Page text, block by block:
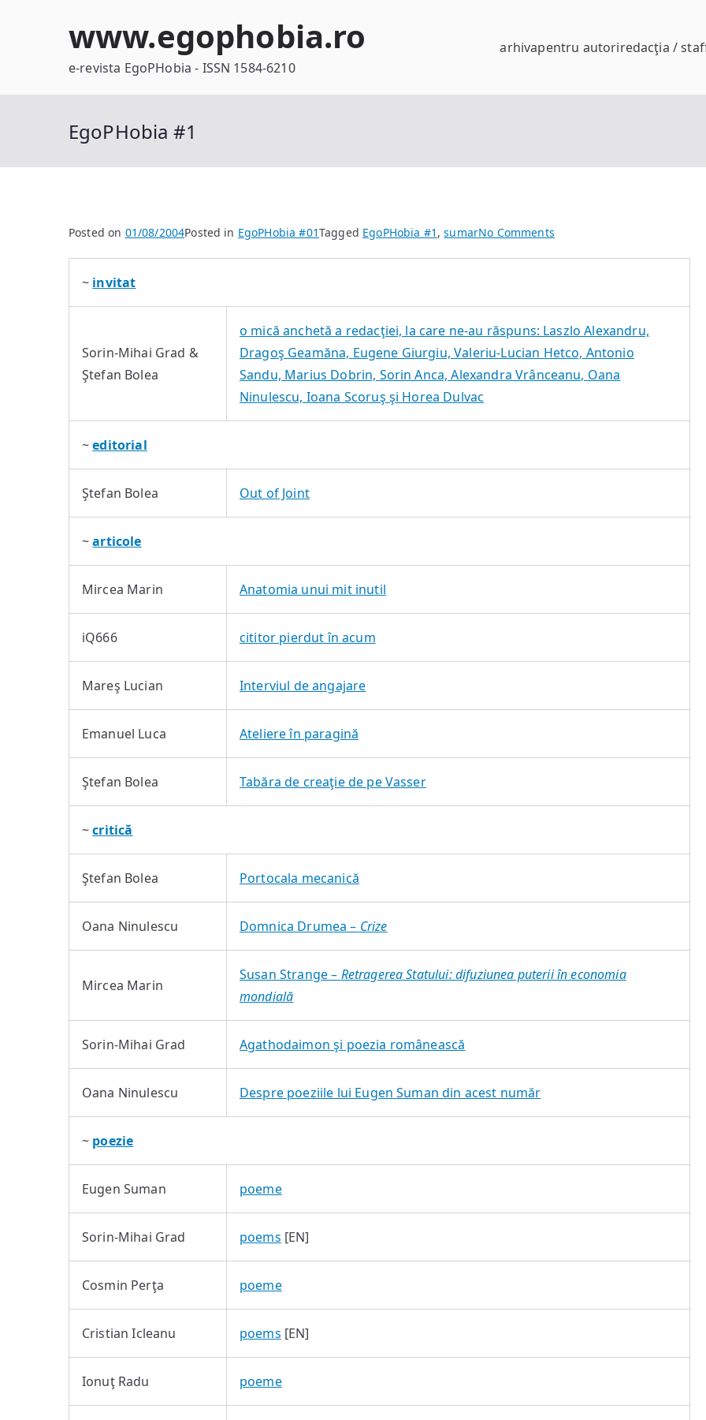
www.egophobia.ro
e-revista EgoPHobia - ISSN 1584-6210
arhivapentru autoriredacţia /
EgoPHobia #1
Posted on 01/08/2004Posted in EgoPHobia #01Tagged EgoPHobia #1 ,sumarNo Commentson
~ invitat
Sorin-Mihai Grad &
Ştefan Bolea
o mică anchetă a redacţiei, la care ne-au răspuns: Laszlo Alexandru,
Dragoş Geamăna, Eugene Giurgiu, Valeriu-Lucian Hetco, Antonio
Sandu, Marius Dobrin, Sorin Anca, Alexandra Vrânceanu, Oana
Ninulescu, Ioana Scoruş şi Horea Dulvac
~editorial
Ştefan Bolea Out of Joint
~articole
Mircea Marin Anatomia unui mit inutil
iQ666 cititor pierdut în acum
Mareş Lucian Interviul de angajare
Emanuel Luca Ateliere în paragină
Ştefan Bolea Tabăra de creaţie de pe Vasser
~critică
Ştefan Bolea Portocala mecanică
Oana Ninulescu Domnica Drumea – Crize
Mircea Marin
Susan Strange – Retragerea Statului: difuziunea puterii în economia
mondială
Sorin-Mihai Grad Agathodaimon şi poezia românească
Oana Ninulescu Despre poeziile lui Eugen Suman din acest număr
~ poezie
Eugen Suman poeme
Sorin-Mihai Grad poems [EN]
Cosmin Perţa poeme
Cristian Icleanu poems [EN]
Ionuţ Radu poeme